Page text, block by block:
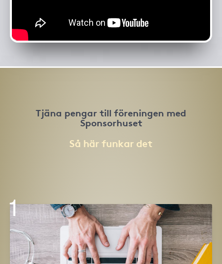
Tjäna pengar till föreningen med
Sponsorhuset
Så här funkar det
1